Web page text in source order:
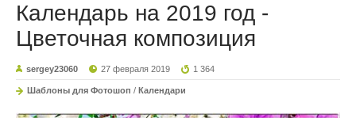
Календарь на 2019 год -
Цветочная композиция
sergey23060 27 февраля 2019 1 364
Шаблоны для Фотошоп / Календари